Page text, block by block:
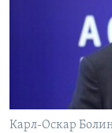
Learning English
СОЦИАЛЬНЫЕ СЕТИ
Карл-Оскар